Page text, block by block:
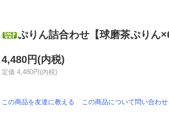
ぷりん詰合わせ【球磨茶ぷりん
4,480円(内税)
定価 4,480円(内税)
この商品を友達に教える この商品について問い合わせ